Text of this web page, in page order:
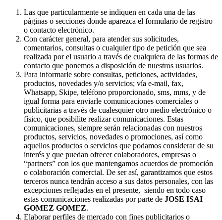
Las que particularmente se indiquen en cada una de las
páginas o secciones donde aparezca el formulario de registro
o contacto electrónico.
Con carácter general, para atender sus solicitudes,
comentarios, consultas o cualquier tipo de petición que sea
realizada por el usuario a través de cualquiera de las formas de
contacto que ponemos a disposición de nuestros usuarios.
Para informarle sobre consultas, peticiones, actividades,
productos, novedades y/o servicios; vía e-mail, fax,
Whatsapp, Skipe, teléfono proporcionado, sms, mms, y de
igual forma para enviarle comunicaciones comerciales o
publicitarias a través de cualesquier otro medio electrónico o
físico, que posibilite realizar comunicaciones. Estas
comunicaciones, siempre serán relacionadas con nuestros
productos, servicios, novedades o promociones, así como
aquellos productos o servicios que podamos considerar de su
interés y que puedan ofrecer colaboradores, empresas o
“partners” con los que mantengamos acuerdos de promoción
o colaboración comercial. De ser así, garantizamos que estos
terceros nunca tendrán acceso a sus datos personales, con las
excepciones reflejadas en el presente, siendo en todo caso
estas comunicaciones realizadas por parte de JOSE ISAI
GOMEZ GOMEZ.
Elaborar perfiles de mercado con fines publicitarios o